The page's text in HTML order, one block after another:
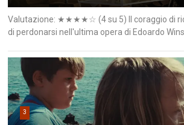
Valutazione: ★★★★☆ (4 su 5) Il coraggio di
di perdonarsi nell'ultima opera di Edoardo
3